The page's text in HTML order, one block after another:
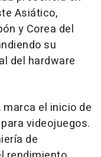
Asiático,
y Corea del
su
del hardware
marca el inicio de
videojuegos.
de